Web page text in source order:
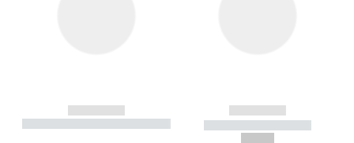
------------
----------- ----------- --------
------------
----------- -----------